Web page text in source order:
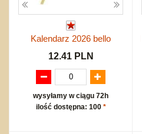
Kalendarz 2026 bello
12.41 PLN
wysyłamy w ciągu 72h
ilość dostępna: 100 *